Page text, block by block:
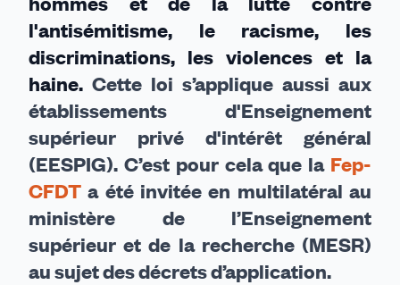
l'antisémitisme, le racisme, les
discriminations, les violences et la
haine. Cette loi s’applique aussi aux
établissements d'Enseignement
supérieur privé d'intérêt général
(EESPIG). C’est pour cela que la Fep-
CFDT a été invitée en multilatéral au
ministère de l’Enseignement
supérieur et de la recherche (MESR)
au sujet des décrets d’application.